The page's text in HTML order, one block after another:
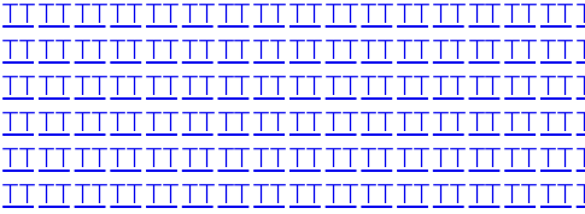
TTTTTTTTTTTTTTTTTTTTTTTTTTTTTTTT
TTTTTTTTTTTTTTTTTTTTTTTTTTTTTTTT
TTTTTTTTTTTTTTTTTTTTTTTTTTTTTTTT
TTTTTTTTTTTTTTTTTTTTTTTTTTTTTTTT
TTTTTTTTTTTTTTTTTTTTTTTTTTTTTTTT
TTTTTTTTTTTTTTTTTTTTTTTTTTTTTTTT